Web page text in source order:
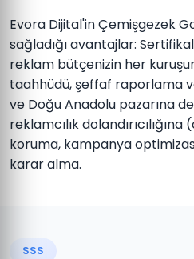
Evora Dijital'in Çemişgezek
sağladığı avantajlar:
reklam bütçenizin her
taahhüdü, şeffaf raporlama
ve Doğu Anadolu pazarına
reklamcılık
koruma, kampanya
karar alma.
SSS